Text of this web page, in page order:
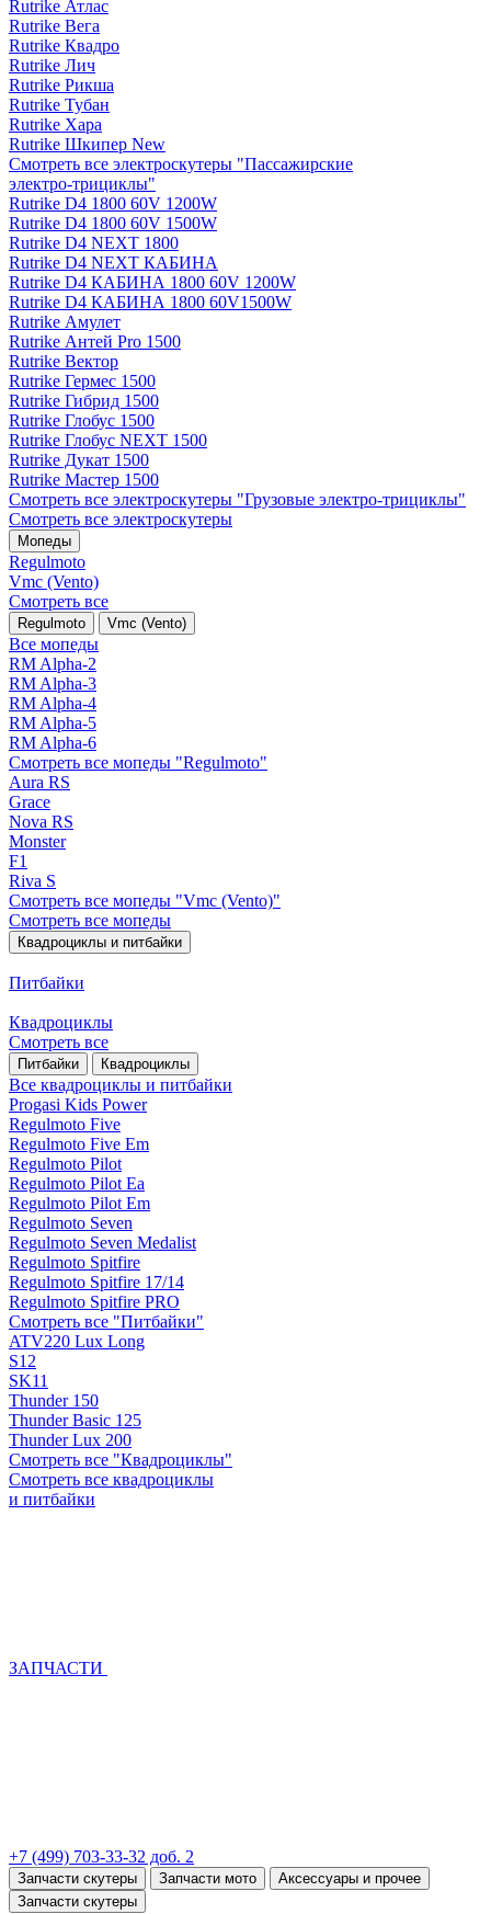
Rutrike Атлас
Rutrike Вега
Rutrike Квадро
Rutrike Лич
Rutrike Рикша
Rutrike Тубан
Rutrike Хара
Rutrike Шкипер New
Смотреть все электро­скутеры "Пассажирские
электро‑трициклы"
Rutrike D4 1800 60V 1200W
Rutrike D4 1800 60V 1500W
Rutrike D4 NEXT 1800
Rutrike D4 NEXT КАБИНА
Rutrike D4 КАБИНА 1800 60V 1200W
Rutrike D4 КАБИНА 1800 60V1500W
Rutrike Амулет
Rutrike Антей Pro 1500
Rutrike Вектор
Rutrike Гермес 1500
Rutrike Гибрид 1500
Rutrike Глобус 1500
Rutrike Глобус NEXT 1500
Rutrike Дукат 1500
Rutrike Мастер 1500
Смотреть все электро­скутеры "Грузовые электро‑трициклы"
Смотреть все электро­скутеры
Мопеды
Regulmoto
Vmc (Vento)
Смотреть все
Regulmoto Vmc (Vento)
Все мопеды
RM Alpha-2
RM Alpha-3
RM Alpha-4
RM Alpha-5
RM Alpha-6
Смотреть все мопеды "Regulmoto"
Aura RS
Grace
Nova RS
Monster
F1
Riva S
Смотреть все мопеды "Vmc (Vento)"
Смотреть все мопеды
Квадроциклы и питбайки
Питбайки
Квадроциклы
Смотреть все
Питбайки Квадроциклы
Все квадроциклы и питбайки
Progasi Kids Power
Regulmoto Five
Regulmoto Five Em
Regulmoto Pilot
Regulmoto Pilot Ea
Regulmoto Pilot Em
Regulmoto Seven
Regulmoto Seven Medalist
Regulmoto Spitfire
Regulmoto Spitfire 17/14
Regulmoto Spitfire PRO
Смотреть все "Питбайки"
ATV220 Lux Long
S12
SK11
Thunder 150
Thunder Basic 125
Thunder Lux 200
Смотреть все "Квадроциклы"
Смотреть все квадроциклы
и питбайки
ЗАПЧАСТИ
+7 (499) 703-33-32 доб. 2
Запчасти скутеры Запчасти мото
Аксессуары и прочее
Запчасти скутеры